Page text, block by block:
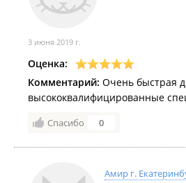
3 июня 2019 г.
Оценка:
Комментарий: Очень быстрая
высококвалифицированные
Спасибо 0
Амир г.